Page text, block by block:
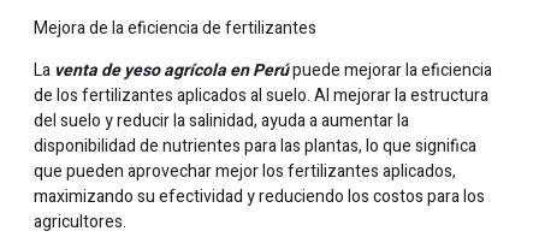
Mejora de la eficiencia de fertilizantes
La venta de yeso agrícola en Perúpuede mejorar la eficiencia
de los fertilizantes aplicados al suelo. Al mejorar la estructura
del suelo y reducir la salinidad, ayuda a aumentar la
disponibilidad de nutrientes para las plantas, lo que significa
que pueden aprovechar mejor los fertilizantes aplicados,
maximizando su efectividad y reduciendo los costos para los
agricultores.